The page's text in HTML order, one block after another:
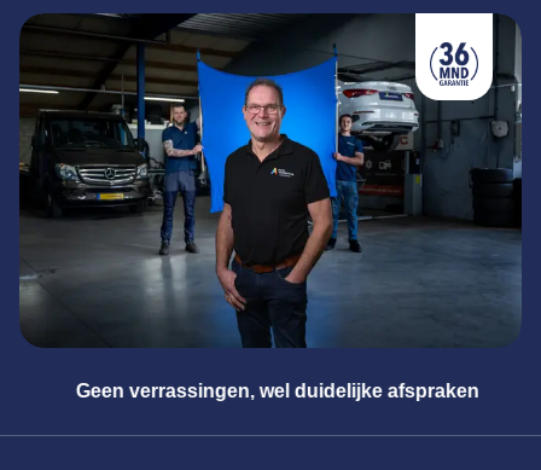
Geen verrassingen, wel duidelijke afspraken